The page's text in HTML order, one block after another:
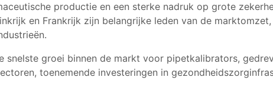
productie en een sterke nadruk op grote
en Frankrijk zijn belangrijke leden van de
snelste groei binnen de markt voor pipetkalibrators,
toenemende investeringen in